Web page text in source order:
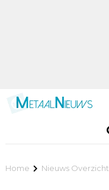
Home Nieuws Overzicht